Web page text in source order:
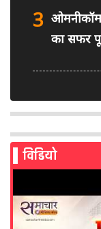
3 ओमनीकॉम
का सफर
मिलेगी
5 AI से बने
विडियो